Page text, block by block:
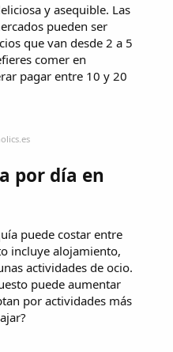
y asequible. Las
pueden ser
que van desde 2 a 5
comer en
pagar entre 10 y 20
por día en
puede costar entre
incluye alojamiento,
actividades de ocio.
puede aumentar
por actividades más